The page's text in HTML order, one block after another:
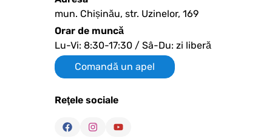
mun. Chișinău, str. Uzinelor, 169
Orar de muncă
Lu-Vi: 8:30-17:30 / Sâ-Du: zi liberă
Comandă un apel
Reţele sociale